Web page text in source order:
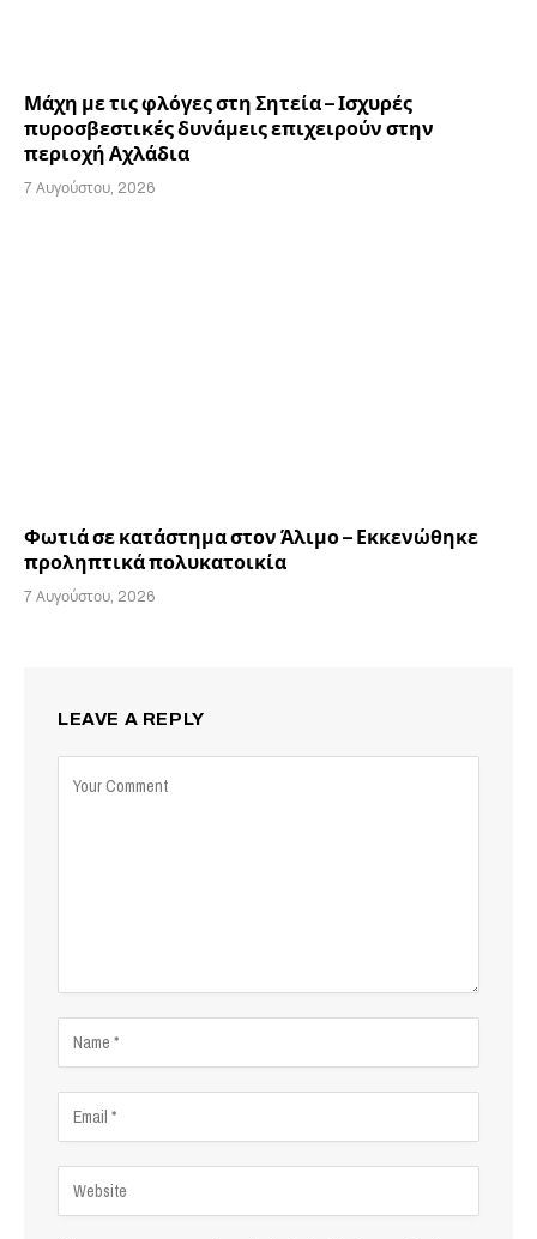
Μάχη με τις φλόγες στη Σητεία – Ισχυρές
πυροσβεστικές δυνάμεις επιχειρούν στην
περιοχή Αχλάδια
7 Αυγούστου, 2026
Φωτιά σε κατάστημα στον Άλιμο – Εκκενώθηκε
προληπτικά πολυκατοικία
7 Αυγούστου, 2026
LEAVE A REPLY